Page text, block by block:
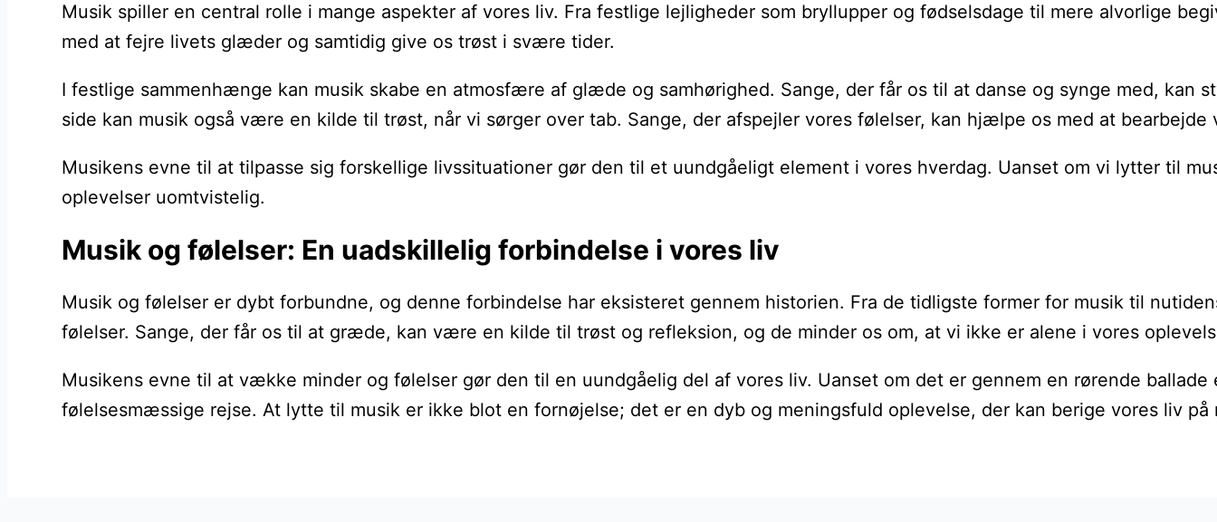
Musik spiller en central rolle i mange aspekter af vores liv. Fra festlige lejligheder som bryllupper og fødselsdage til mere alvorlige
med at fejre livets glæder og samtidig give os trøst i svære tider.
I festlige sammenhænge kan musik skabe en atmosfære af glæde og samhørighed. Sange, der får os til at danse og synge med, kan
side kan musik også være en kilde til trøst, når vi sørger over tab. Sange, der afspejler vores følelser, kan hjælpe os med at bearbejde
Musikens evne til at tilpasse sig forskellige livssituationer gør den til et uundgåeligt element i vores hverdag. Uanset om vi lytter til
oplevelser uomtvistelig.
Musik og følelser: En uadskillelig forbindelse i vores liv
Musik og følelser er dybt forbundne, og denne forbindelse har eksisteret gennem historien. Fra de tidligste former for musik til
følelser. Sange, der får os til at græde, kan være en kilde til trøst og refleksion, og de minder os om, at vi ikke er alene i vores
Musikens evne til at vække minder og følelser gør den til en uundgåelig del af vores liv. Uanset om det er gennem en rørende
følelsesmæssige rejse. At lytte til musik er ikke blot en fornøjelse; det er en dyb og meningsfuld oplevelse, der kan berige vores liv på